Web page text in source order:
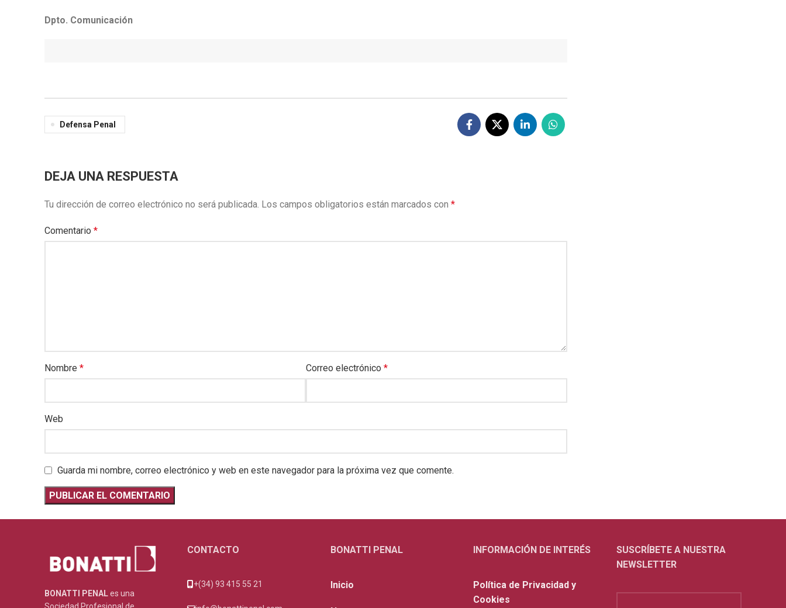
Dpto. Comunicación
Defensa Penal
DEJA UNA RESPUESTA
Tu dirección de correo electrónico no será publicada. Los campos obligatorios están marcados con *
Comentario *
Nombre * Correo electrónico *
Web
Guarda mi nombre, correo electrónico y web en este navegador para la próxima vez que comente.
BONATTI PENALes una
Sociedad Profesional de
CONTACTO
+(34) 93 415 55 21
BONATTI PENAL
Inicio
INFORMACIÓN DE INTERÉS
Política de Privacidad y
Cookies
SUSCRÍBETE A NUESTRA
NEWSLETTER